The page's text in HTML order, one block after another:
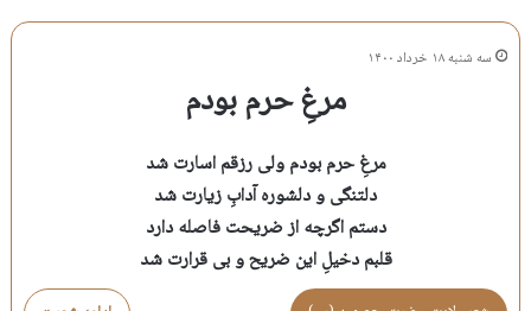
سه شنبه ۱۸ خرداد ۱۴۰۰
مرغِ حرم بودم
مرغِ حرم بودم ولی رزقم اسارت شد
دلتنگی و دلشوره آدابِ زیارت شد
دستم اگرچه از ضریحت فاصله دارد
قلبم دخیلِ این ضریح و بی قرارت شد